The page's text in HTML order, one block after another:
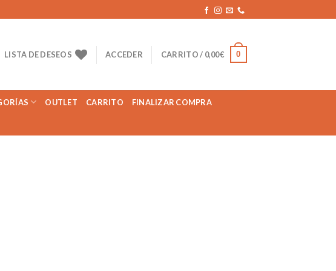
LISTA DE DESEOS ACCEDER CARRITO / 0,00€ 0
OUTLET CARRITO FINALIZAR COMPRA